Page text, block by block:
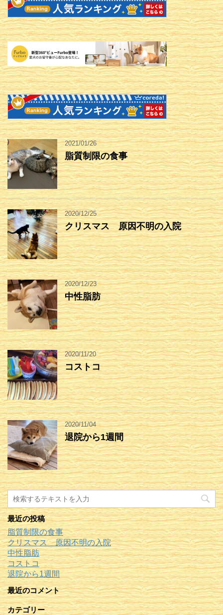
2021/01/26
脂質制限の食事
2020/12/25
クリスマス 原因不明の入院
2020/12/23
中性脂肪
2020/11/20
コストコ
2020/11/04
退院から1週間
最近の投稿
脂質制限の食事
クリスマス 原因不明の入院
中性脂肪
コストコ
退院から1週間
最近のコメント
カテゴリー